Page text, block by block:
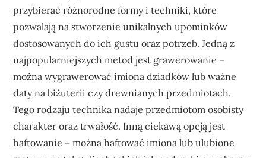
przybierać różnorodne formy i techniki, które
pozwalają na stworzenie unikalnych upominków
dostosowanych do ich gustu oraz potrzeb. Jedną z
najpopularniejszych metod jest grawerowanie –
można wygrawerować imiona dziadków lub ważne
daty na biżuterii czy drewnianych przedmiotach.
Tego rodzaju technika nadaje przedmiotom osobisty
charakter oraz trwałość. Inną ciekawą opcją jest
haftowanie – można haftować imiona lub ulubione